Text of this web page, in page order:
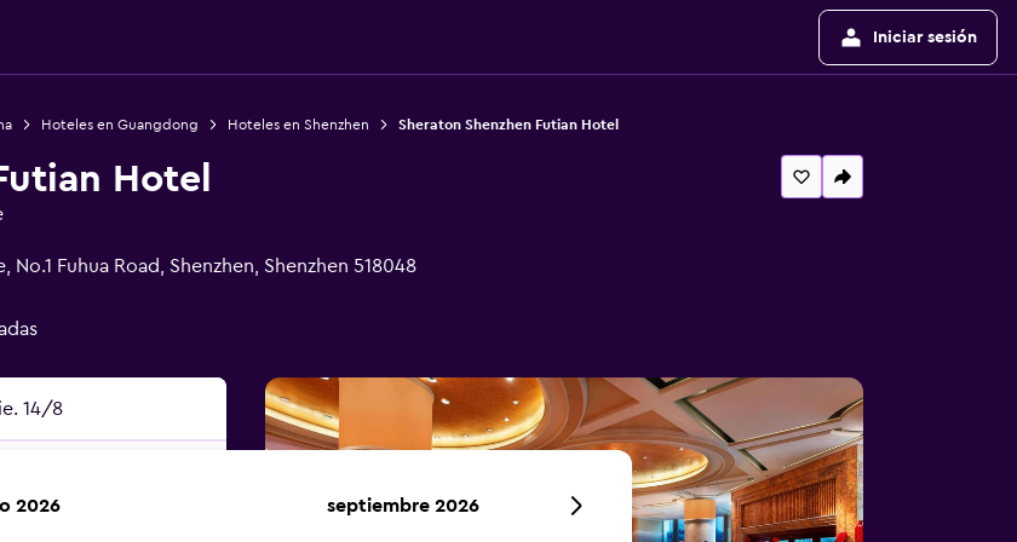
Iniciar sesión
Hoteles en Guangdong Hoteles en Shenzhen Sheraton Shenzhen Futian Hotel
Hotel
Fuhua Road, Shenzhen, Shenzhen 518048
14/8
2026 septiembre 2026